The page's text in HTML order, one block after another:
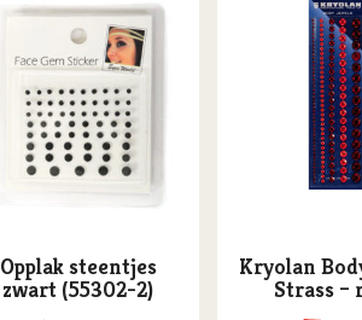
Opplak steentjes
zwart (55302-2)
Kryolan
Strass –